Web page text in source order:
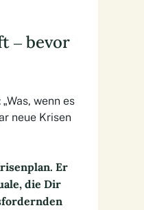
– bevor
wenn es
neue Krisen
Er
die Dir